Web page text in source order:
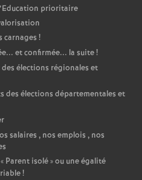
prioritaire
carnages !
et confirmée... la suite!
élections régionales et
des élections départementales et
salaires , nos emplois , nos
Parent isolé» ou une égalité
!